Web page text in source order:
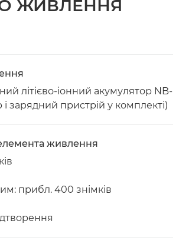
ЖИВЛЕННЯ
літієво-іонний акумулятор NB-
зарядний пристрій у комплекті)
живлення
прибл. 400 знімків